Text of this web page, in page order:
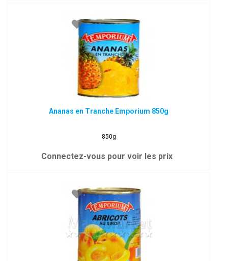
Ananas en Tranche Emporium 850g
850g
Connectez-vous pour voir les prix